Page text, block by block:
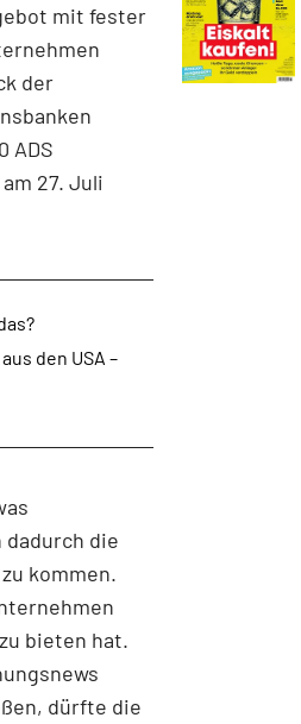
mit fester
der
ADS
27. Juli
den USA –
die
kommen.
bieten hat.
dürfte die